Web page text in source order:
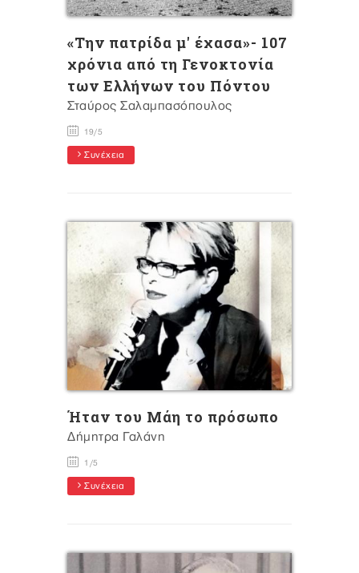
«Την πατρίδα μ' έχασα»- 107
χρόνια από τη Γενοκτονία
των Ελλήνων του Πόντου
Σταύρος Σαλαμπασόπουλος
19/5
Συνέχεια
Ήταν του Μάη το πρόσωπο
Δήμητρα Γαλάνη
1/5
Συνέχεια